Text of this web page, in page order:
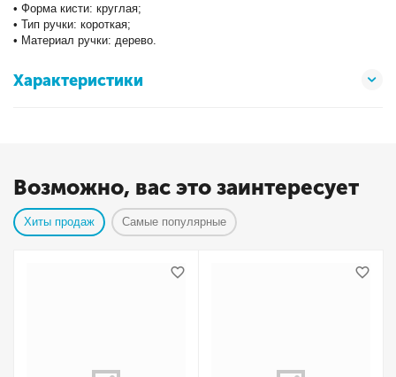
• Форма кисти: круглая;
• Тип ручки: короткая;
• Материал ручки: дерево.
Характеристики
Возможно, вас это заинтересует
Хиты продаж Самые популярные